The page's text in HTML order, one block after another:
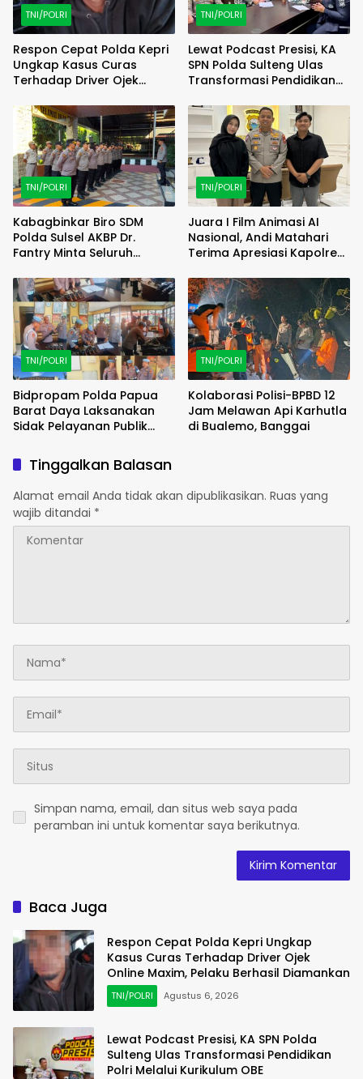
TNI/POLRI
Respon Cepat Polda Kepri
Ungkap Kasus Curas
Terhadap Driver Ojek
Berhasil Diamankan
TNI/POLRI
Lewat Podcast Presisi, KA
SPN Polda Sulteng Ulas
Transformasi Pendidikan
TNI/POLRI
Kabagbinkar Biro SDM
Polda Sulsel AKBP Dr.
Fantry Minta Seluruh
Debu
TNI/POLRI
Juara I Film Animasi AI
Nasional, Andi Matahari
Terima Apresiasi Kapolres
TNI/POLRI
Bidpropam Polda Papua
Barat Daya Laksanakan
Sidak Pelayanan Publik
di Polsek Salawati
TNI/POLRI
Kolaborasi Polisi-BPBD 12
Jam Melawan Api Karhutla
di Bualemo, Banggai
Tinggalkan Balasan
Alamat email Anda tidak akan dipublikasikan. Ruas yang
wajib ditandai *
Simpan nama, email, dan situs web saya pada
peramban ini untuk komentar saya berikutnya.
Baca Juga
Respon Cepat Polda Kepri Ungkap
Kasus Curas Terhadap Driver Ojek
Online Maxim, Pelaku Berhasil Diamankan
TNI/POLRI Agustus 6, 2026
Lewat Podcast Presisi, KA SPN Polda
Sulteng Ulas Transformasi Pendidikan
Polri Melalui Kurikulum OBE